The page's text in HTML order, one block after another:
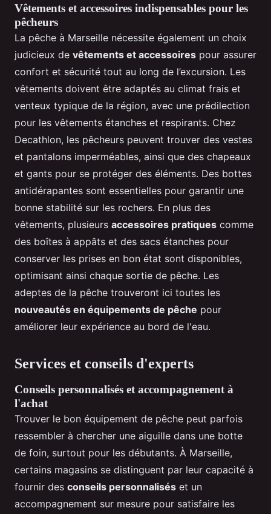
Vêtements et accessoires indispensables pour les
pêcheurs
La pêche à Marseille nécessite également un choix
judicieux de vêtements et accessoires pour assurer
confort et sécurité tout au long de l’excursion. Les
vêtements doivent être adaptés au climat frais et
venteux typique de la région, avec une prédilection
pour les vêtements étanches et respirants. Chez
Decathlon, les pêcheurs peuvent trouver des vestes
et pantalons imperméables, ainsi que des chapeaux
et gants pour se protéger des éléments. Des bottes
antidérapantes sont essentielles pour garantir une
bonne stabilité sur les rochers. En plus des
vêtements, plusieurs accessoires pratiques comme
des boîtes à appâts et des sacs étanches pour
conserver les prises en bon état sont disponibles,
optimisant ainsi chaque sortie de pêche. Les
adeptes de la pêche trouveront ici toutes les
nouveautés en équipements de pêche pour
améliorer leur expérience au bord de l'eau.
Services et conseils d'experts
Conseils personnalisés et accompagnement à
l'achat
Trouver le bon équipement de pêche peut parfois
ressembler à chercher une aiguille dans une botte
de foin, surtout pour les débutants. À Marseille,
certains magasins se distinguent par leur capacité à
fournir des conseils personnalisés et un
accompagnement sur mesure pour satisfaire les